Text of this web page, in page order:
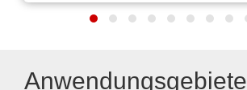
Anwendungsgebiete